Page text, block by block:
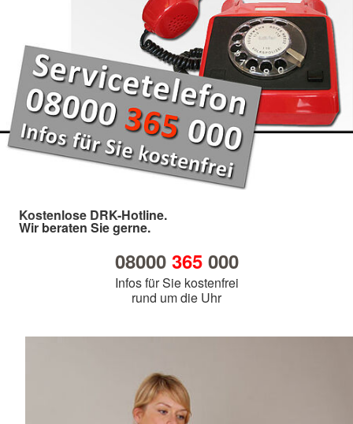
Kostenlose DRK-Hotline.
Wir beraten Sie gerne.
08000 365000
Infos für Sie kostenfrei
rund um die Uhr